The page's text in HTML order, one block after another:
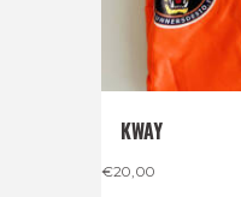
KWAY
€20,00